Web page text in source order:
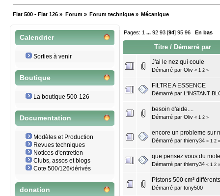
Fiat 500 • Fiat 126 » Forum» Forum technique» Mécanique
Calendrier
Sorties à venir
Boutique
La boutique 500-126
Documentation
Modèles et Production
Revues techniques
Notices d'entretien
Clubs, assos et blogs
Cote 500/126/dérivés
donation
Pages: 1 ...92 93 [94]95 96 En bas
Titre / Démarré par
J'ai le nez qui coule
Démarré par Oliv « 1 2 »
FILTRE A ESSENCE
Démarré par L'INSTANT
besoin d'aide....
Démarré par Oliv « 1 2 »
encore un probleme sur
Démarré par thierry34 « 1 2 »
que pensez vous du
Démarré par thierry34 « 1 2 »
Pistons 500 cm³ différents
Démarré par tony500